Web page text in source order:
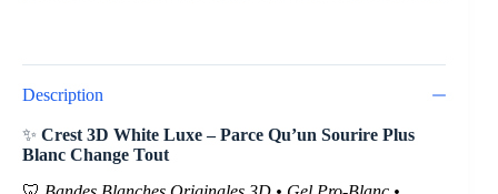
Description
✨ Crest 3D White Luxe – Parce Qu’un Sourire Plus
Blanc Change Tout